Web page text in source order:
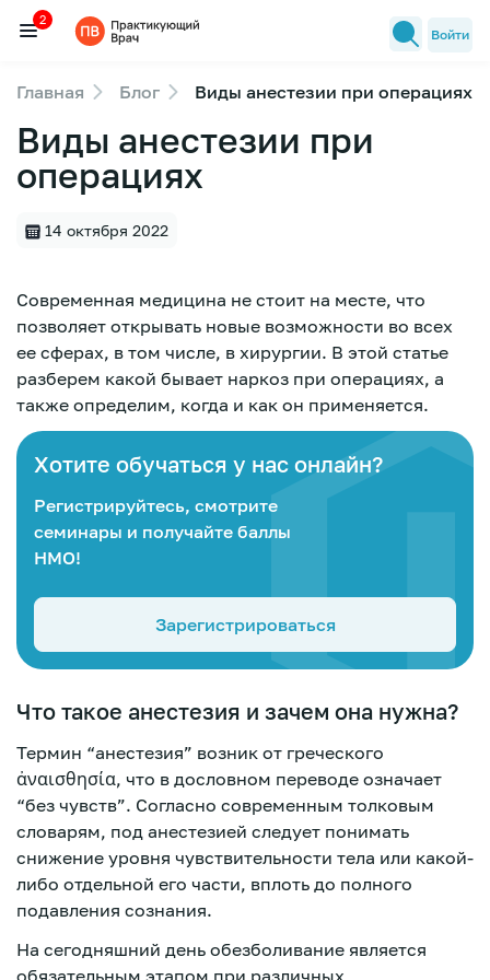
Семинары
Новости медицины2
Лекторы
FAQ
2
Войти
Главная Блог Виды анестезии при операциях
Виды анестезии при
операциях
14 октября 2022
Современная медицина не стоит на месте, что
позволяет открывать новые возможности во всех
ее сферах, в том числе, в хирургии. В этой статье
разберем какой бывает наркоз при операциях, а
также определим, когда и как он применяется.
Хотите обучаться у нас онлайн?
Регистрируйтесь, смотрите
семинары и получайте баллы
НМО!
Зарегистрироваться
Что такое анестезия и зачем она нужна?
Термин “анестезия” возник от греческого
ἀναισθησία, что в дословном переводе означает
“без чувств”. Согласно современным толковым
словарям, под анестезией следует понимать
снижение уровня чувствительности тела или какой-
либо отдельной его части, вплоть до полного
подавления сознания.
На сегодняшний день обезболивание является
обязательным этапом при различных